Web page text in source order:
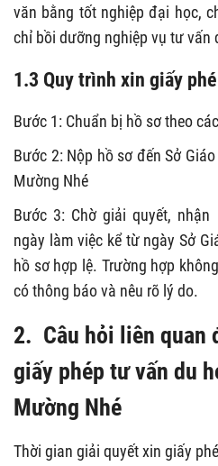
văn bằng tốt nghiệp đại học,
chỉ bồi dưỡng nghiệp vụ tư vấn
1.3 Quy trình xin giấy
Bước 1: Chuẩn bị hồ sơ theo
Bước 2: Nộp hồ sơ đến Sở
Mường Nhé
Bước 3: Chờ giải quyết,
ngày làm việc kể từ ngày Sở
hồ sơ hợp lệ. Trường hợp
có thông báo và nêu rõ lý do.
2. Câu hỏi liên quan
giấy phép tư vấn du
Mường Nhé
Thời gian giải quyết xin giấy